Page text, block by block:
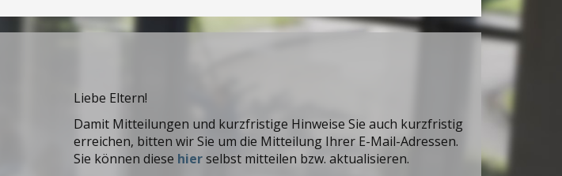
Liebe Eltern!
Damit Mitteilungen und kurzfristige Hinweise Sie auch kurzfristig
erreichen, bitten wir Sie um die Mitteilung Ihrer E-Mail-Adressen.
Sie können diese hierselbst mitteilen bzw. aktualisieren.